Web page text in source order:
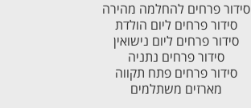
סידור פרחים להחלמה מהירה
סידור פרחים ליום הולדת
סידור פרחים ליום נישואין
סידור פרחים נתניה
סידור פרחים פתח תקווה
מארזים משתלמים